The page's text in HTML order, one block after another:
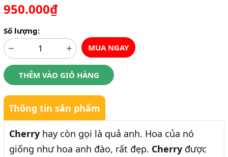
950.000₫
Số lượng:
MUA NGAY
THÊM VÀO GIỎ HÀNG
Thông tin sản phẩm
Cherry hay còn gọi là quả anh. Hoa của nó
giống như hoa anh đào, rất đẹp. Cherry được